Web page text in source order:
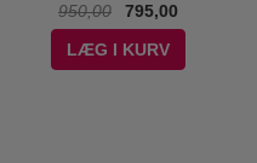
950,00
795,00
LÆG I KURV